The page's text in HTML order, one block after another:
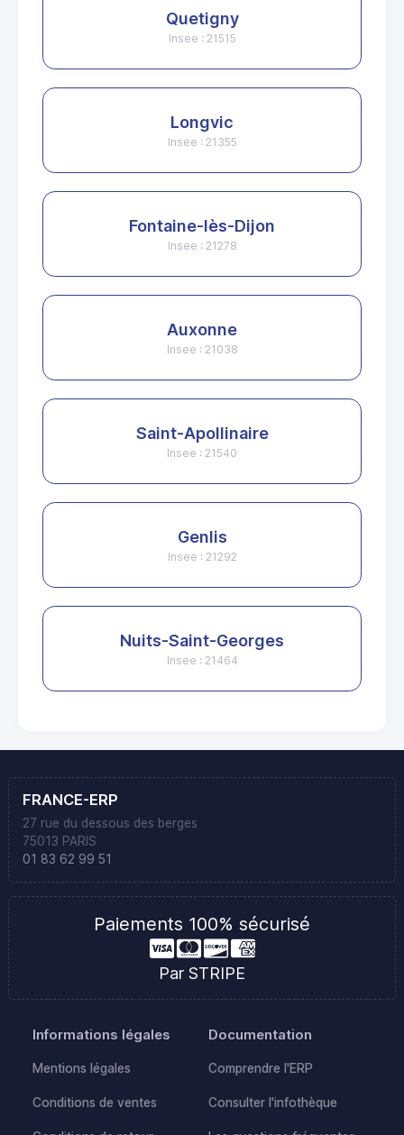
Quetigny
Insee : 21515
Longvic
Insee : 21355
Fontaine-lès-Dijon
Insee : 21278
Auxonne
Insee : 21038
Saint-Apollinaire
Insee : 21540
Genlis
Insee : 21292
Nuits-Saint-Georges
Insee : 21464
FRANCE-ERP
27 rue du dessous des berges
75013 PARIS
01 83 62 99 51
Paiements 100% sécurisé
Par STRIPE
Informations légales
Mentions légales
Conditions de ventes
Documentation
Comprendre l'ERP
Consulter l'infothèque